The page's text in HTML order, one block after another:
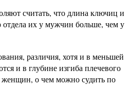
считать, что длина ключиц и
отдела их у мужчин больше, чем у
различия, хотя и в меньшей
и в глубине изгиба плечевого
о чем можно судить по